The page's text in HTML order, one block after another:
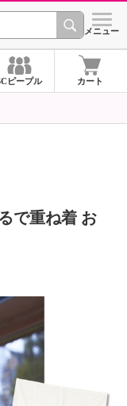
シ
メニュー
ピープル カート
で重ね着 お